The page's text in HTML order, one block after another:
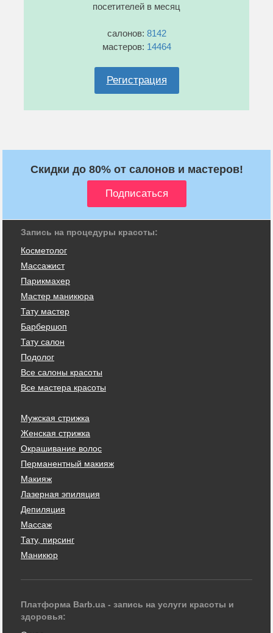
посетителей в месяц
салонов: 8142
мастеров: 14464
Регистрация
Скидки до 80% от салонов и мастеров!
Запись на процедуры красоты:
Косметолог
Массажист
Парикмахер
Мастер маникюра
Тату мастер
Барбершоп
Тату салон
Подолог
Все салоны красоты
Все мастера красоты
Мужская стрижка
Женская стрижка
Окрашивание волос
Перманентный макияж
Макияж
Лазерная эпиляция
Депиляция
Массаж
Тату, пирсинг
Маникюр
Платформа Barb.ua - запись на услуги красоты и
здоровья: